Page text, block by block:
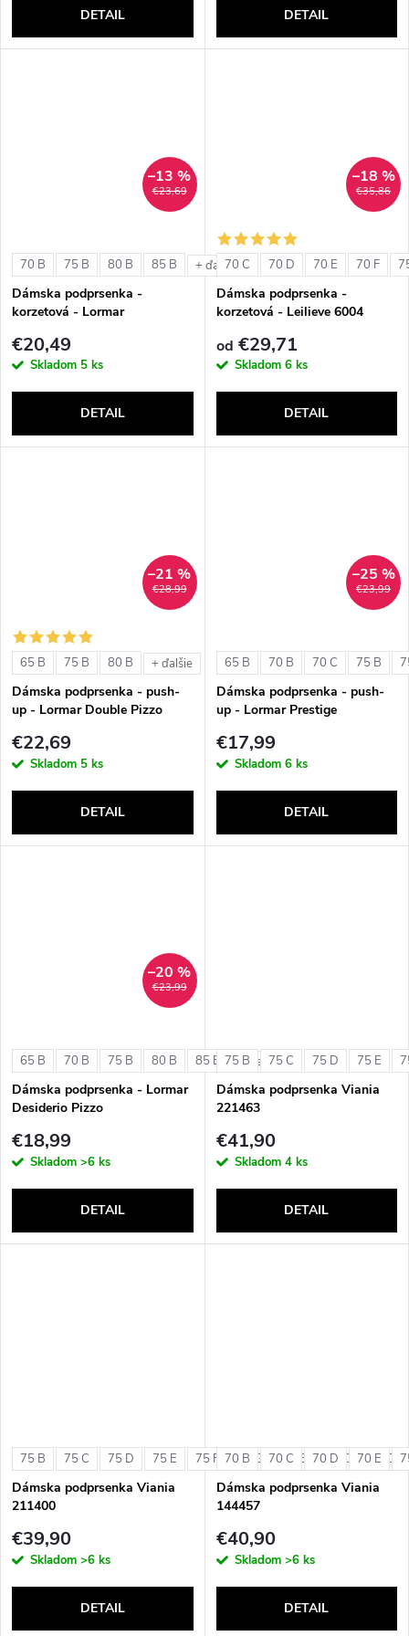
DETAIL DETAIL
€23,69
–13 %
70 B 75 B 80 B 85 B + ďalšie
Dámska podprsenka -
korzetová - Lormar
€20,49
Skladom 5 ks
DETAIL
€35,86
–18 %
70 C 70 D 70 E 70 F
Dámska podprsenka -
korzetová - Leilieve 6004
od €29,71
Skladom 6 ks
DETAIL
€28,99
–21 %
65 B 75 B 80 B + ďalšie
Dámska podprsenka - push-
up - Lormar Double Pizzo
€22,69
Skladom 5 ks
DETAIL
€23,99
–25 %
65 B 70 B 70 C 75 B
Dámska podprsenka - push-
up - Lormar Prestige
€17,99
Skladom 6 ks
DETAIL
€23,99
–20 %
65 B 70 B 75 B 80 B 85 B + ďalšie
Dámska podprsenka - Lormar
Desiderio Pizzo
€18,99
Skladom >6 ks
DETAIL
75 B 75 C 75 D 75 E
Dámska podprsenka Viania
221463
€41,90
Skladom 4 ks
DETAIL
75 B 75 C 75 D 75 E 75 F 75 G 80 B 80 C 80 D
Dámska podprsenka Viania
211400
€39,90
Skladom >6 ks
DETAIL
70 B 70 C 70 D 70 E
Dámska podprsenka Viania
144457
€40,90
Skladom >6 ks
DETAIL